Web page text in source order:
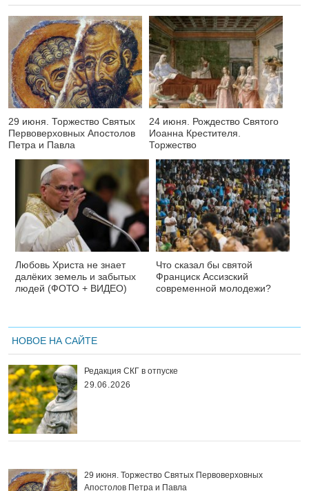
29 июня. Торжество Святых
Первоверховных Апостолов
Петра и Павла
24 июня. Рождество Святого
Иоанна Крестителя.
Торжество
Любовь Христа не знает
далёких земель и забытых
людей (ФОТО + ВИДЕО)
Что сказал бы святой
Франциск Ассизский
современной молодежи?
НОВОЕ НА САЙТЕ
Редакция СКГ в отпуске
29.06.2026
29 июня. Торжество Святых Первоверховных
Апостолов Петра и Павла